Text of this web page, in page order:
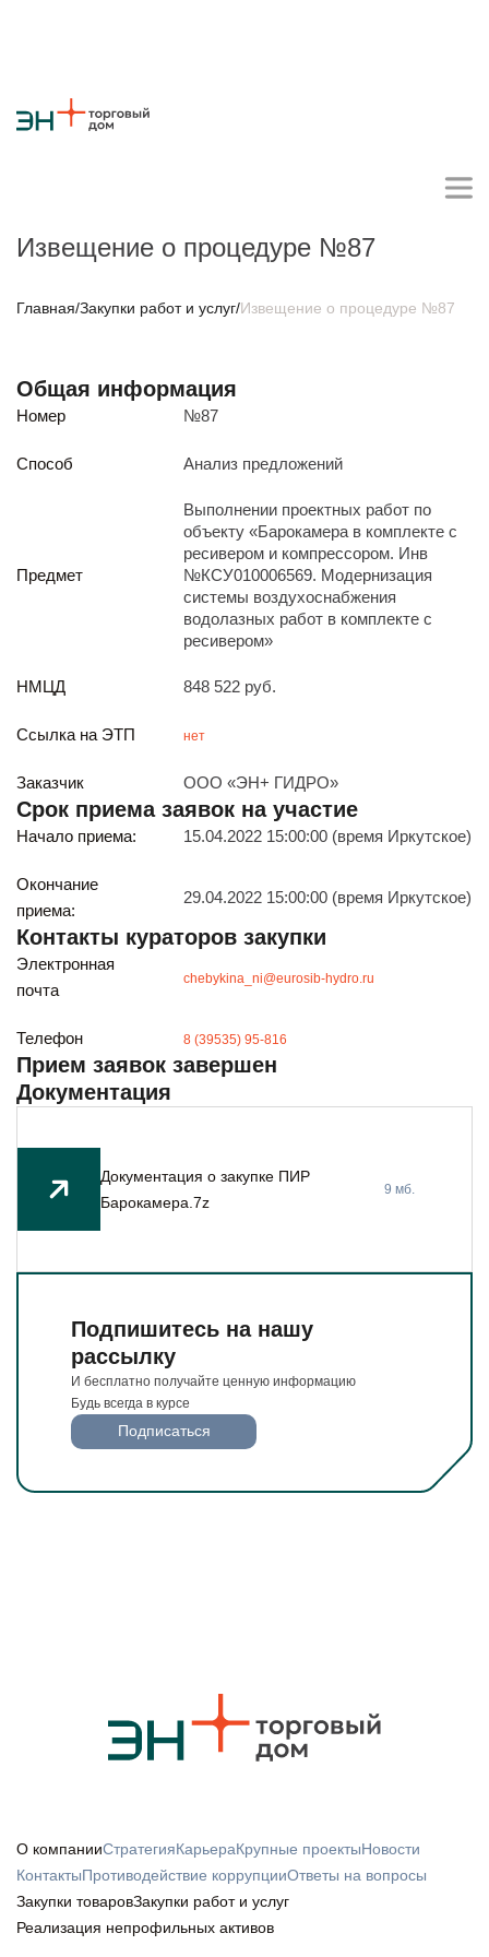
О компании
Стратегия
Карьера Крупные проекты
Противодействие коррупции
Закупки работ и услуг
Реализация непрофильных активов
office@enplus-td.ru
Режим работы (UTC+8)
с 8:00 до 17:15
ПОДПИШИТЕСЬ НА НАШУ РАССЫЛКУ
И бесплатно получайте ценную информацию
Будьте всегда в курсе
Извещение о процедуре №87
Главная/Закупки работ и услуг/Извещение о процедуре №87
Общая информация
Номер №87
Способ Анализ предложений
Предмет
Выполнении проектных работ по
объекту «Барокамера в комплекте с
ресивером и компрессором. Инв
№КСУ010006569. Модернизация
системы воздухоснабжения
водолазных работ в комплекте с
ресивером»
НМЦД 848 522 руб.
Ссылка на ЭТП нет
Заказчик ООО «ЭН+ ГИДРО»
Срок приема заявок на участие
Начало приема: 15.04.2022 15:00:00 (время Иркутское)
Окончание
приема:
29.04.2022 15:00:00 (время Иркутское)
Контакты кураторов закупки
Электронная
почта
chebykina_ni@eurosib-hydro.ru
Телефон 8 (39535) 95-816
Прием заявок завершен
Документация
Документация о закупке ПИР
Барокамера.7z
9 мб.
Подпишитесь на нашу
рассылку
И бесплатно получайте ценную информацию
Будь всегда в курсе
Подписаться
О компанииСтратегияКарьераКрупные проектыНовости
КонтактыПротиводействие коррупцииОтветы на вопросы
Закупки товаровЗакупки работ и услуг
Реализация непрофильных активов